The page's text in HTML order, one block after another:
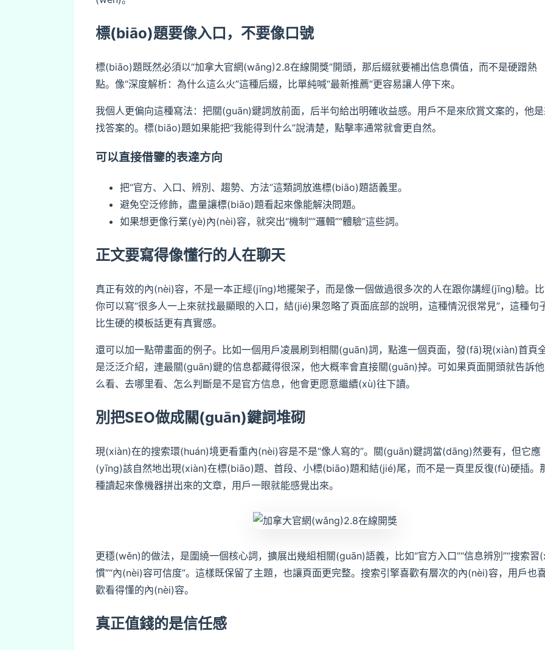
標(biāo)題要像入口，不要像口號
標(biāo)題既然必須以“加拿大官網(wǎng)2.8在線開獎”開頭，那后綴就要補出信息價值，而不是硬蹭熱
點。像“深度解析：為什么這么火”這種后綴，比單純喊“最新推薦”更容易讓人停下來。
我個人更偏向這種寫法：把關(guān)鍵詞放前面，后半句給出明確收益感。用戶不是來欣賞文案的，他
找答案的。標(biāo)題如果能把“我能得到什么”說清楚，點擊率通常就會更自然。
可以直接借鑒的表達方向
把“官方、入口、辨別、趨勢、方法”這類詞放進標(biāo)題語義里。
避免空泛修飾，盡量讓標(biāo)題看起來像能解決問題。
如果想更像行業(yè)內(nèi)容，就突出“機制”“邏輯”“體驗”這些詞。
正文要寫得像懂行的人在聊天
真正有效的內(nèi)容，不是一本正經(jīng)地擺架子，而是像一個做過很多次的人在跟你講經(jīng)驗。
你可以寫“很多人一上來就找最顯眼的入口，結(jié)果忽略了頁面底部的說明，這種情況很常見”，這種句
比生硬的模板話更有真實感。
還可以加一點帶畫面的例子。比如一個用戶凌晨刷到相關(guān)詞，點進一個頁面，發(fā)現(xiàn)首頁
是泛泛介紹，連最關(guān)鍵的信息都藏得很深，他大概率會直接關(guān)掉。可如果頁面開頭就告訴
么看、去哪里看、怎么判斷是不是官方信息，他會更愿意繼續(xù)往下讀。
別把SEO做成關(guān)鍵詞堆砌
現(xiàn)在的搜索環(huán)境更看重內(nèi)容是不是“像人寫的”。關(guān)鍵詞當(dāng)然要有，但它應
(yīng)該自然地出現(xiàn)在標(biāo)題、首段、小標(biāo)題和結(jié)尾，而不是一頁里反復(fù)硬插。
種讀起來像機器拼出來的文章，用戶一眼就能感覺出來。
更穩(wěn)的做法，是圍繞一個核心詞，擴展出幾組相關(guān)語義，比如“官方入口”“信息辨別”“搜索習
慣”“內(nèi)容可信度”。這樣既保留了主題，也讓頁面更完整。搜索引擎喜歡有層次的內(nèi)容，用戶也
歡看得懂的內(nèi)容。
真正值錢的是信任感